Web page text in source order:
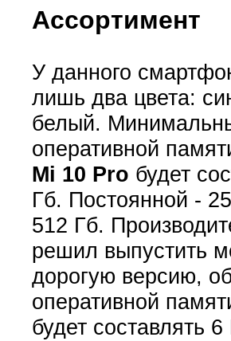
Ассортимент
У данного
лишь два цвета:
белый.
оперативной
Mi 10 Pro будет
Гб. Постоянной -
512 Гб.
решил выпустить
дорогую версию,
оперативной
будет составлять 6